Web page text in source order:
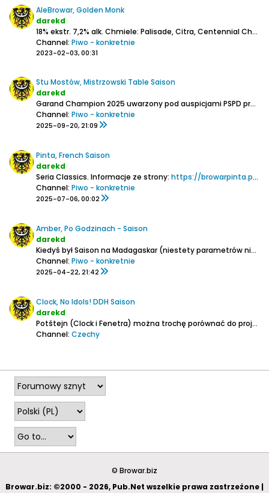
AleBrowar, Golden Monk
darekd
18% ekstr. 7,2% alk. Chmiele: Palisade, Citra, CentennialChyba skład i receptura nie zmieniła się z okresu kontraktowego AleBrowaru:
Channel: Piwo - konkretnie
2023-02-03, 00:31
Stu Mostów, Mistrzowski Table Saison
darekd
Garand Champion 2025 uwarzony pod auspicjami PSPD przez Łukasza Kantora i przy jego udziale uwarzone następnie we Wrocławiu
Channel: Piwo - konkretnie
2025-09-20, 21:09
Pinta, French Saison
darekd
Seria Classics. Informacje ze strony: https://browarpinta.pl/produkt/pinta...french-saison/
Channel: Piwo - konkretnie
2025-07-06, 00:02
Amber, Po Godzinach - Saison
darekd
Kiedyś był Saison na Madagaskar (niestety parametrów nie pamiętam), ale po lekturze tamtego wątku:
Channel: Piwo - konkretnie
2025-04-22, 21:42
Clock, No Idols! DDH Saison
darekd
Potštejn (Clock i Fenetra) można trochę porównać do projektu naszej Pinty, choć skala oczywiście dużo mniejsza.
Channel: Czechy
© Browar.biz
Browar.biz: ©2000 - 2026, Pub.Net wszelkie prawa zastrzeżone |